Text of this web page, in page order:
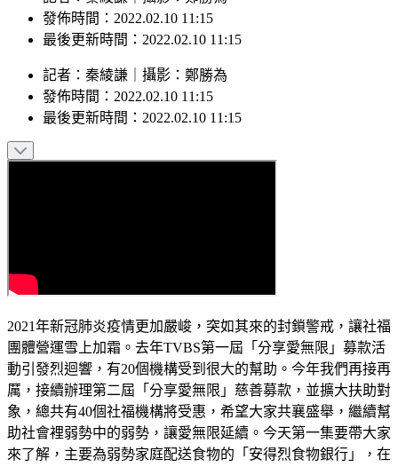
記者：秦綾謙｜攝影：鄭勝為
發佈時間：2022.02.10 11:15
記者：秦綾謙｜攝影：鄭勝為
發佈時間：2022.02.10 11:15
2021年新冠肺炎疫情更加嚴峻，突如其來的封鎖警戒，讓社福
團體營運雪上加霜。去年TVBS第一屆「分享愛無限」募款活
動引發烈迴響，有20個機構受到很大的幫助。今年我們再接再
厲，接續辦理第二屆「分享愛無限」慈善募款，並擴大扶助對
象，總共有40個社福機構將受惠，希望大家共襄盛舉，繼續幫
助社會裡弱勢中的弱勢，讓愛無限延續。今天第一集要帶大家